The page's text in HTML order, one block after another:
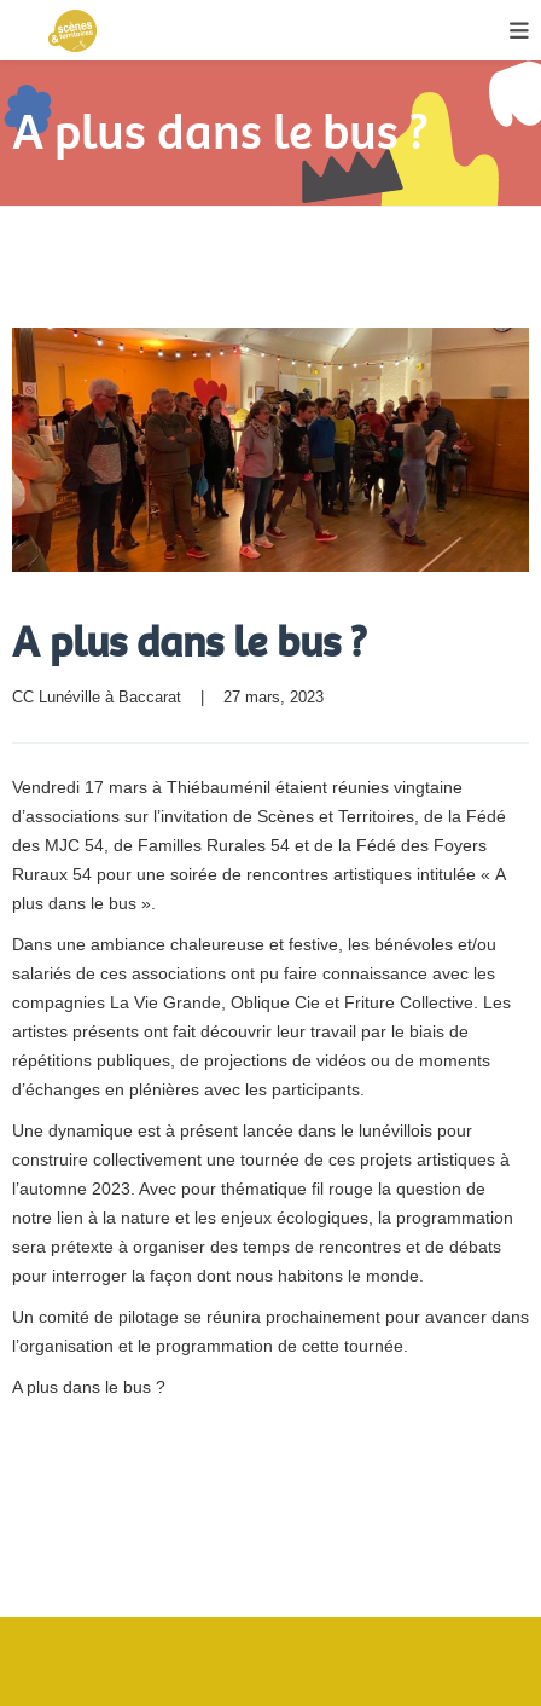
A plus dans le bus ?
A plus dans le bus ?
CC Lunéville à Baccarat
    |    27 mars, 2023
Vendredi 17 mars à Thiébauménil étaient réunies vingtaine
d’associations sur l’invitation de Scènes et Territoires, de la Fédé
des MJC 54, de Familles Rurales 54 et de la Fédé des Foyers
Ruraux 54 pour une soirée de rencontres artistiques intitulée « A
plus dans le bus ».
Dans une ambiance chaleureuse et festive, les bénévoles et/ou
salariés de ces associations ont pu faire connaissance avec les
compagnies La Vie Grande, Oblique Cie et Friture Collective. Les
artistes présents ont fait découvrir leur travail par le biais de
répétitions publiques, de projections de vidéos ou de moments
d’échanges en plénières avec les participants.
Une dynamique est à présent lancée dans le lunévillois pour
construire collectivement une tournée de ces projets artistiques à
l’automne 2023. Avec pour thématique fil rouge la question de
notre lien à la nature et les enjeux écologiques, la programmation
sera prétexte à organiser des temps de rencontres et de débats
pour interroger la façon dont nous habitons le monde.
Un comité de pilotage se réunira prochainement pour avancer dans
l’organisation et le programmation de cette tournée.
A plus dans le bus ?